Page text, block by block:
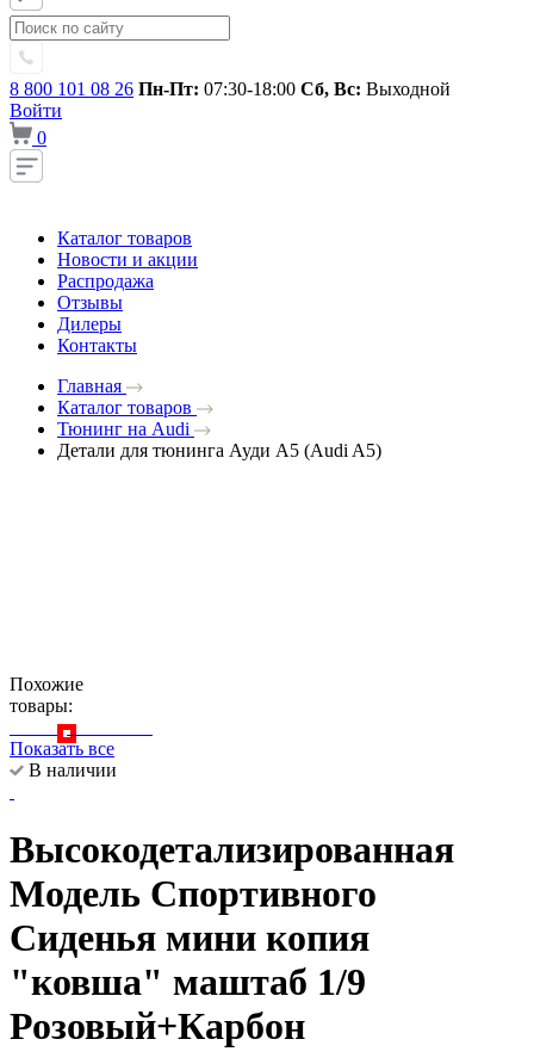
8 800 101 08 26 Пн-Пт: 07:30-18:00 Сб, Вс: Выходной
Войти
0
Каталог товаров
Новости и акции
Распродажа
Отзывы
Дилеры
Контакты
Главная
Каталог товаров
Тюнинг на Audi
Детали для тюнинга Ауди A5 (Audi A5)
Похожие
товары:
Показать все
В наличии
Высокодетализированная
Модель Спортивного
Сиденья мини копия
"ковша" маштаб 1/9
Розовый+Карбон